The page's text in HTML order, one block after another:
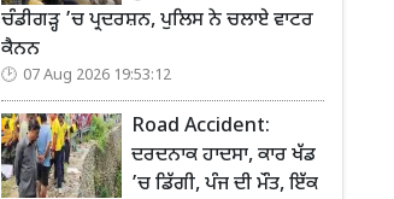
ਚੰਡੀਗੜ੍ਹ ’ਚ ਪ੍ਰਦਰਸ਼ਨ, ਪੁਲਿਸ ਨੇ ਚਲਾਏ ਵਾਟਰ
ਕੈਨਨ
07 Aug 2026 19:53:12
Road Accident:
ਦਰਦਨਾਕ ਹਾਦਸਾ, ਕਾਰ ਖੱਡ
’ਚ ਡਿੱਗੀ, ਪੰਜ ਦੀ ਮੌਤ, ਇੱਕ